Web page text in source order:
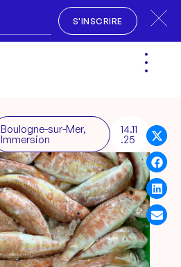
S'INSCRIRE
Boulogne-sur-Mer,
Immersion
14.11
.25